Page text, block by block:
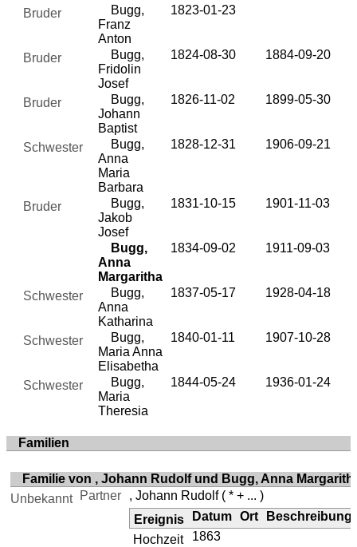
Bruder
Bugg,
Franz
Anton
1823-01-23
Bruder
Bugg,
Fridolin
Josef
1824-08-30 1884-09-20
Bruder
Bugg,
Johann
Baptist
1826-11-02 1899-05-30
Schwester
Bugg,
Anna
Maria
Barbara
1828-12-31 1906-09-21
Bruder
Bugg,
Jakob
Josef
1831-10-15 1901-11-03
Bugg,
Anna
Margaritha
1834-09-02 1911-09-03
Schwester
Bugg,
Anna
Katharina
1837-05-17 1928-04-18
Schwester
Bugg,
Maria Anna
Elisabetha
1840-01-11 1907-10-28
Schwester
Bugg,
Maria
Theresia
1844-05-24 1936-01-24
Familien
Familie von , Johann Rudolf und Bugg, Anna
Unbekannt
Partner , Johann Rudolf( * + ... )
Ereignis
Datum Ort
Beschreibung
Hochzeit
1863